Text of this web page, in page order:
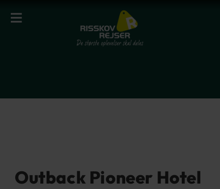
Outback Pioneer Hotel